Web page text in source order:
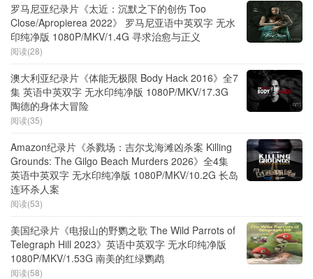
罗马尼亚纪录片《太近：沉默之下的创伤 Too
Close/Apropierea 2022》 罗马尼亚语中英双字 无水
印纯净版 1080P/MKV/1.4G 寻求治愈与正义
阅读(28)
澳大利亚纪录片《体能无极限 Body Hack 2016》全7
集 英语中英双字 无水印纯净版 1080P/MKV/17.3G
陶德的身体大冒险
阅读(35)
Amazon纪录片《杀戮场：吉尔戈海滩凶杀案 Killing
Grounds: The Gilgo Beach Murders 2026》全4集
英语中英双字 无水印纯净版 1080P/MKV/10.2G 长岛
连环杀人案
阅读(53)
美国纪录片《电报山的野鹦之歌 The Wild Parrots of
Telegraph Hill 2023》英语中英双字 无水印纯净版
1080P/MKV/1.53G 南美的红绿鹦鹉
阅读(58)